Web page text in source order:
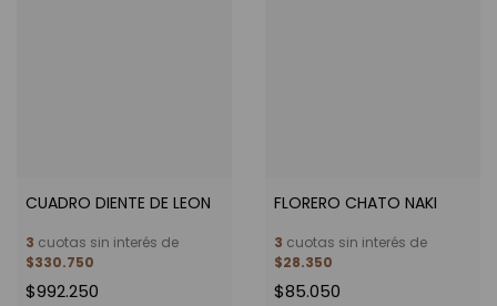
CUADRO DIENTE DE LEON
3 cuotas sin interés de
$330.750
$992.250
FLORERO CHATO NAKI
3 cuotas sin interés de
$28.350
$85.050